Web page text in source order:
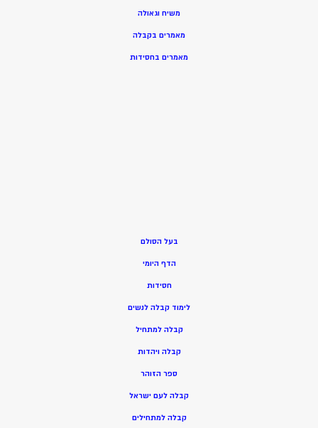
משיח וגאולה
מאמרים בקבלה
מאמרים בחסידות
בעל הסולם
הדף היומי
חסידות
לימוד קבלה לנשים
קבלה למתחיל
קבלה ויהדות
ספר הזוהר
קבלה לעם ישראל
קבלה למתחילים